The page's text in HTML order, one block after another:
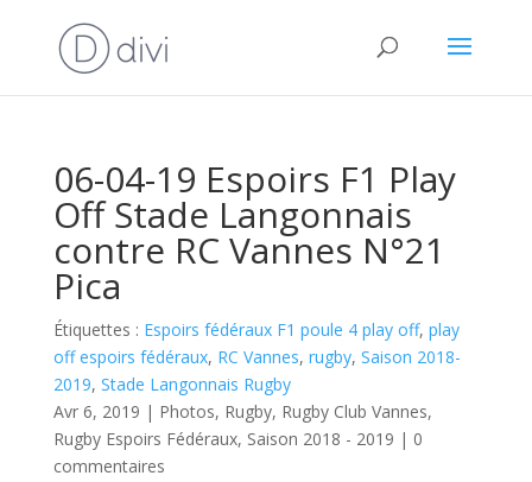
06-04-19 Espoirs F1 Play
Off Stade Langonnais
contre RC Vannes N°21
Pica
Étiquettes : Espoirs fédéraux F1 poule 4 play off, play
off espoirs fédéraux, RC Vannes, rugby, Saison 2018-
2019, Stade Langonnais Rugby
Avr 6, 2019 | Photos, Rugby, Rugby Club Vannes,
Rugby Espoirs Fédéraux, Saison 2018 - 2019 | 0
commentaires